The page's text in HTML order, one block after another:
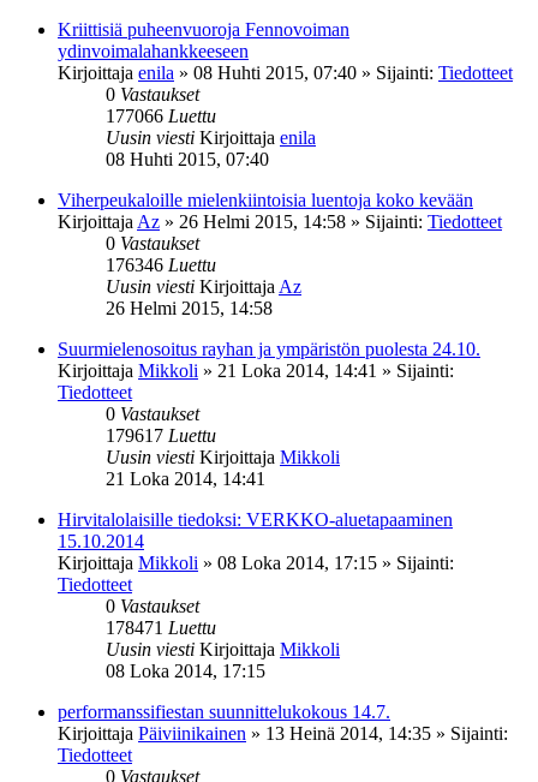
Kriittisiä puheenvuoroja Fennovoiman
ydinvoimalahankkeeseen
Kirjoittaja enila » 08 Huhti 2015, 07:40 » Sijainti: Tiedotteet
0 Vastaukset
177066 Luettu
Uusin viesti Kirjoittaja enila
08 Huhti 2015, 07:40
Viherpeukaloille mielenkiintoisia luentoja koko kevään
Kirjoittaja Az » 26 Helmi 2015, 14:58 » Sijainti: Tiedotteet
0 Vastaukset
176346 Luettu
Uusin viesti Kirjoittaja Az
26 Helmi 2015, 14:58
Suurmielenosoitus rayhan ja ympäristön puolesta 24.10.
Kirjoittaja Mikkoli » 21 Loka 2014, 14:41 » Sijainti:
Tiedotteet
0 Vastaukset
179617 Luettu
Uusin viesti Kirjoittaja Mikkoli
21 Loka 2014, 14:41
Hirvitalolaisille tiedoksi: VERKKO-aluetapaaminen
15.10.2014
Kirjoittaja Mikkoli » 08 Loka 2014, 17:15 » Sijainti:
Tiedotteet
0 Vastaukset
178471 Luettu
Uusin viesti Kirjoittaja Mikkoli
08 Loka 2014, 17:15
performanssifiestan suunnittelukokous 14.7.
Kirjoittaja Päiviinikainen » 13 Heinä 2014, 14:35 » Sijainti:
Tiedotteet
0 Vastaukset